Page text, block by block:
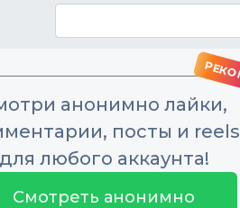
анонимно лайки,
посты и reels
для любого аккаунта!
Смотреть анонимно